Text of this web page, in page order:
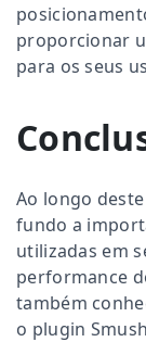
proporcionar
para os seus
Ao longo
fundo a
utilizadas em
performance
também
o plugin